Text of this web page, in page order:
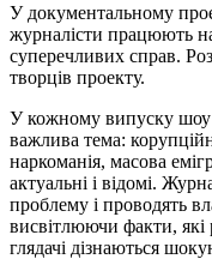
У документальному
журналісти працюють
суперечливих справ.
творців проекту.
У кожному випуску
важлива тема:
наркоманія, масова
актуальні і відомі.
проблему і проводять
висвітлюючи факти, які
глядачі дізнаються